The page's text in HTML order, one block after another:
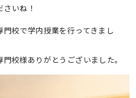
いね！
校で学内授業を行ってきまし
校様ありがとうございました。